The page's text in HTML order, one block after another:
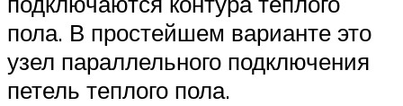
пола. В простейшем варианте это
узел параллельного подключения
петель теплого пола.